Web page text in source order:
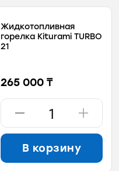
Жидкотопливная
горелка Kiturami TURBO
21
265 000 ₸
В корзину